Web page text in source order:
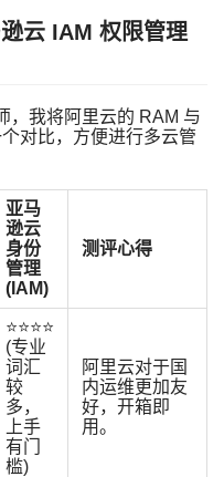
云 IAM 权限管理
，我将阿里云的 RAM 与
对比，方便进行多云管
亚马
逊云
身份
管理
(IAM)
测评心得
⭐️⭐️⭐️⭐️
(专业
词汇
较
多，
上手
有门
槛)
阿里云对于国
内运维更加友
好，开箱即
用。